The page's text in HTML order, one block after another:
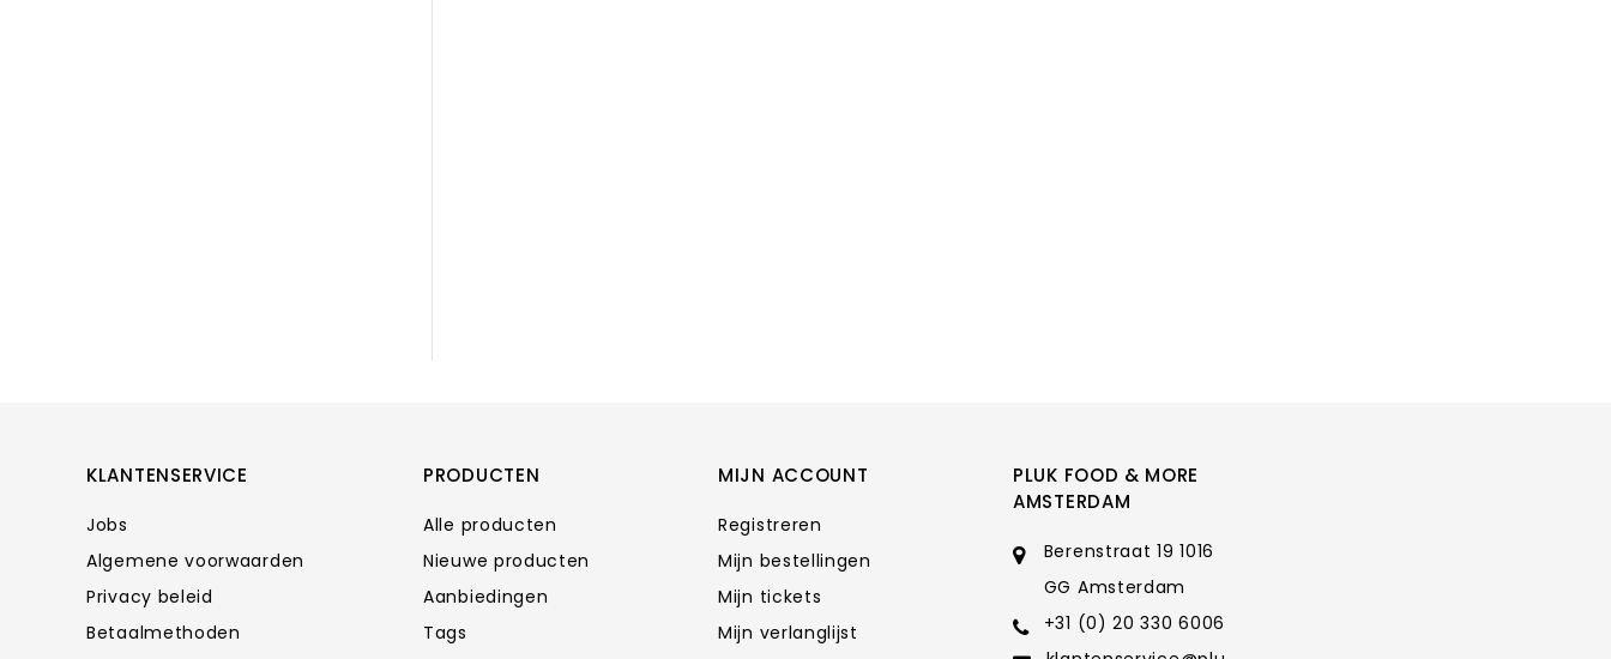
KLANTENSERVICE
Jobs
Algemene voorwaarden
Privacy beleid
Betaalmethoden
PRODUCTEN
Alle producten
Nieuwe producten
Aanbiedingen
Tags
MIJN ACCOUNT
Registreren
Mijn bestellingen
Mijn tickets
Mijn verlanglijst
PLUK FOOD & MORE
AMSTERDAM
Berenstraat 19 1016
GG Amsterdam
+31 (0) 20 330 6006